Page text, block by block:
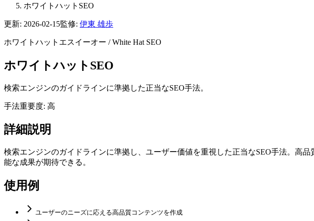
ホワイトハットSEO
更新: 2026-02-15監修: 伊東 雄歩
ホワイトハットエスイーオー /White Hat SEO
ホワイトハットSEO
検索エンジンのガイドラインに準拠した正当なSEO手法。
手法重要度: 高
詳細説明
検索エンジンのガイドラインに準拠し、ユーザー価値を重視した正当なSEO手法。高
能な成果が期待できる。
使用例
ユーザーのニーズに応える高品質コンテンツを作成